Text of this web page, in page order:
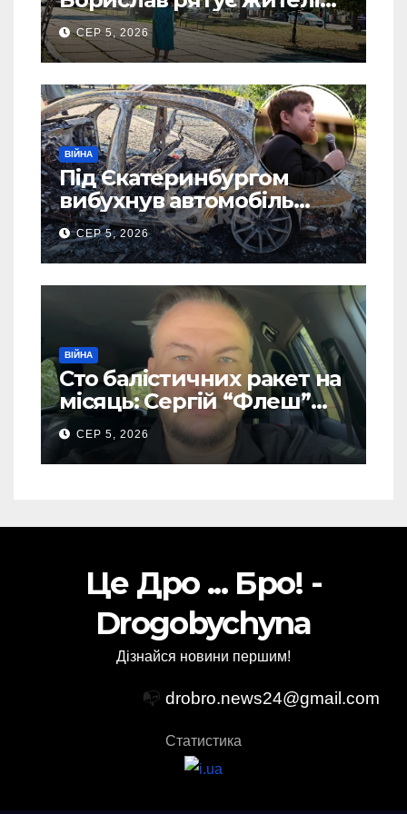
від рекордної спеки
(Фото)
СЕР 5, 2026
ВІЙНА
Під Єкатеринбургом
вибухнув автомобіль
голови компанії-
виробника дронів “Упир”
– перші подробиці
СЕР 5, 2026
ВІЙНА
Сто балістичних ракет на
місяць: Сергій “Флеш”
закликав українців
готуватися до гіршого
СЕР 5, 2026
Це Дро ... Бро! -
Drogobychyna
Дізнайся новини першим!
📭 drobro.news24@gmail.com
Статистика